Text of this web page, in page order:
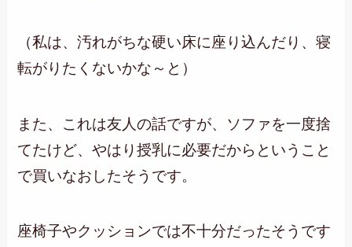
（私は、汚れがちな硬い床に座り込んだり、寝
転がりたくないかな～と）
また、これは友人の話ですが、ソファを一度捨
てたけど、やはり授乳に必要だからということ
で買いなおしたそうです。
座椅子やクッションでは不十分だったそうです